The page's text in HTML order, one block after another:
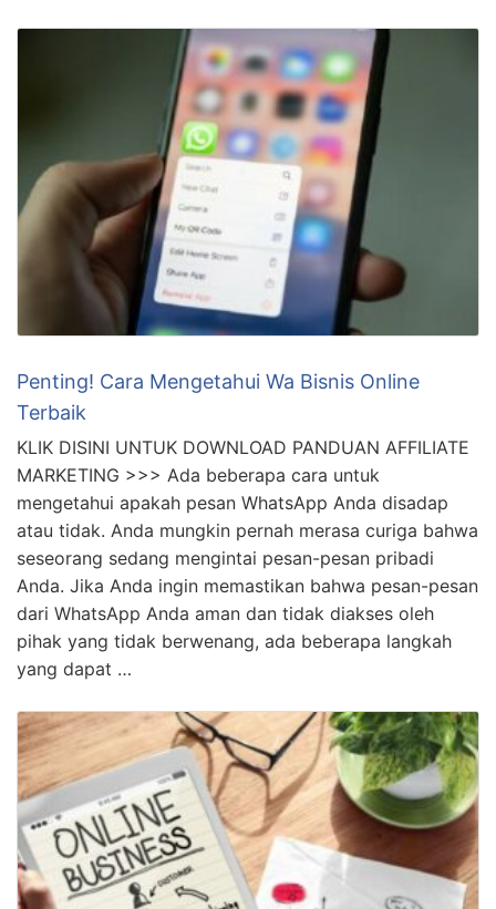
cara untuk memulai bisnis online di era sekarang.
Bisnis online telah menjadi tren di kalangan para
pebisnis, terutama bagi pemula yang ingin mencoba
peruntungan dalam dunia digital. Dalam artikel ini, kita
Penting! Cara Mengetahui Wa Bisnis Online
Terbaik
KLIK DISINI UNTUK DOWNLOAD PANDUAN AFFILIATE
MARKETING >>> Ada beberapa cara untuk
mengetahui apakah pesan WhatsApp Anda disadap
seseorang sedang mengintai pesan-pesan pribadi
Anda. Jika Anda ingin memastikan bahwa pesan-pesan
dari WhatsApp Anda aman dan tidak diakses oleh
pihak yang tidak berwenang, ada beberapa langkah
yang dapat …